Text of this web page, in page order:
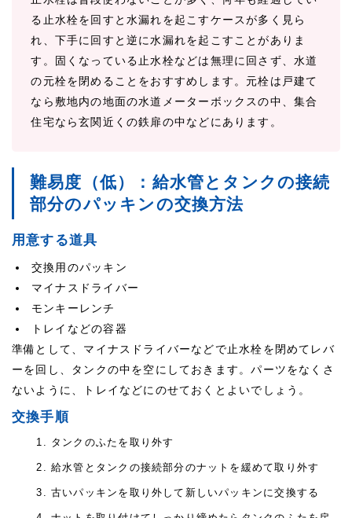
る止水栓を回すと水漏れを起こすケースが多く見ら
れ、下手に回すと逆に水漏れを起こすことがありま
す。固くなっている止水栓などは無理に回さず、水道
の元栓を閉めることをおすすめします。元栓は戸建て
なら敷地内の地面の水道メーターボックスの中、集合
住宅なら玄関近くの鉄扉の中などにあります。
難易度（低）：給水管とタンクの接続
部分のパッキンの交換方法
用意する道具
交換用のパッキン
マイナスドライバー
モンキーレンチ
トレイなどの容器
準備として、マイナスドライバーなどで止水栓を閉めてレバ
ーを回し、タンクの中を空にしておきます。パーツをなくさ
ないように、トレイなどにのせておくとよいでしょう。
交換手順
タンクのふたを取り外す
給水管とタンクの接続部分のナットを緩めて取り外す
古いパッキンを取り外して新しいパッキンに交換する